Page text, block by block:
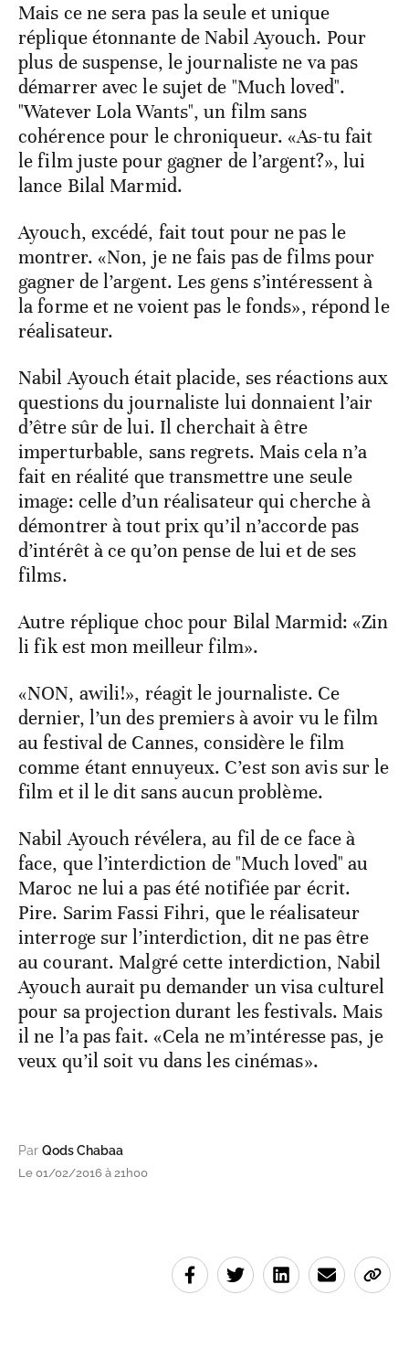
Mais ce ne sera pas la seule et unique
réplique étonnante de Nabil Ayouch. Pour
plus de suspense, le journaliste ne va pas
démarrer avec le sujet de "Much loved".
"Watever Lola Wants", un film sans
cohérence pour le chroniqueur. «As-tu fait
le film juste pour gagner de l’argent?», lui
lance Bilal Marmid.
Ayouch, excédé, fait tout pour ne pas le
montrer. «Non, je ne fais pas de films pour
gagner de l’argent. Les gens s’intéressent à
la forme et ne voient pas le fonds», répond le
réalisateur.
Nabil Ayouch était placide, ses réactions aux
questions du journaliste lui donnaient l’air
d’être sûr de lui. Il cherchait à être
imperturbable, sans regrets. Mais cela n’a
fait en réalité que transmettre une seule
image: celle d’un réalisateur qui cherche à
démontrer à tout prix qu’il n’accorde pas
d’intérêt à ce qu’on pense de lui et de ses
films.
Autre réplique choc pour Bilal Marmid: «Zin
li fik est mon meilleur film».
«NON, awili!», réagit le journaliste. Ce
dernier, l’un des premiers à avoir vu le film
au festival de Cannes, considère le film
comme étant ennuyeux. C’est son avis sur le
film et il le dit sans aucun problème.
Nabil Ayouch révélera, au fil de ce face à
face, que l’interdiction de "Much loved" au
Maroc ne lui a pas été notifiée par écrit.
Pire. Sarim Fassi Fihri, que le réalisateur
interroge sur l’interdiction, dit ne pas être
au courant. Malgré cette interdiction, Nabil
Ayouch aurait pu demander un visa culturel
pour sa projection durant les festivals. Mais
il ne l’a pas fait. «Cela ne m’intéresse pas, je
veux qu’il soit vu dans les cinémas».
Par Qods Chabaa
Le 01/02/2016 à 21h00